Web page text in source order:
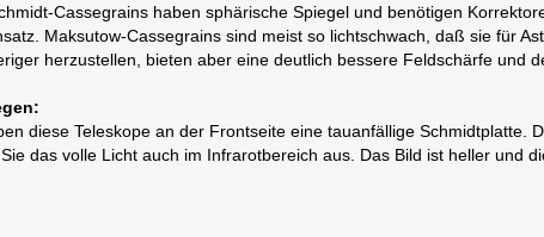
Cassegrains haben sphärische Spiegel und benötigen
Maksutow-Cassegrains sind meist so lichtschwach, daß sie für
herzustellen, bieten aber eine deutlich bessere Feldschärfe und
diese Teleskope an der Frontseite eine tauanfällige Schmidtplatte.
das volle Licht auch im Infrarotbereich aus. Das Bild ist heller und